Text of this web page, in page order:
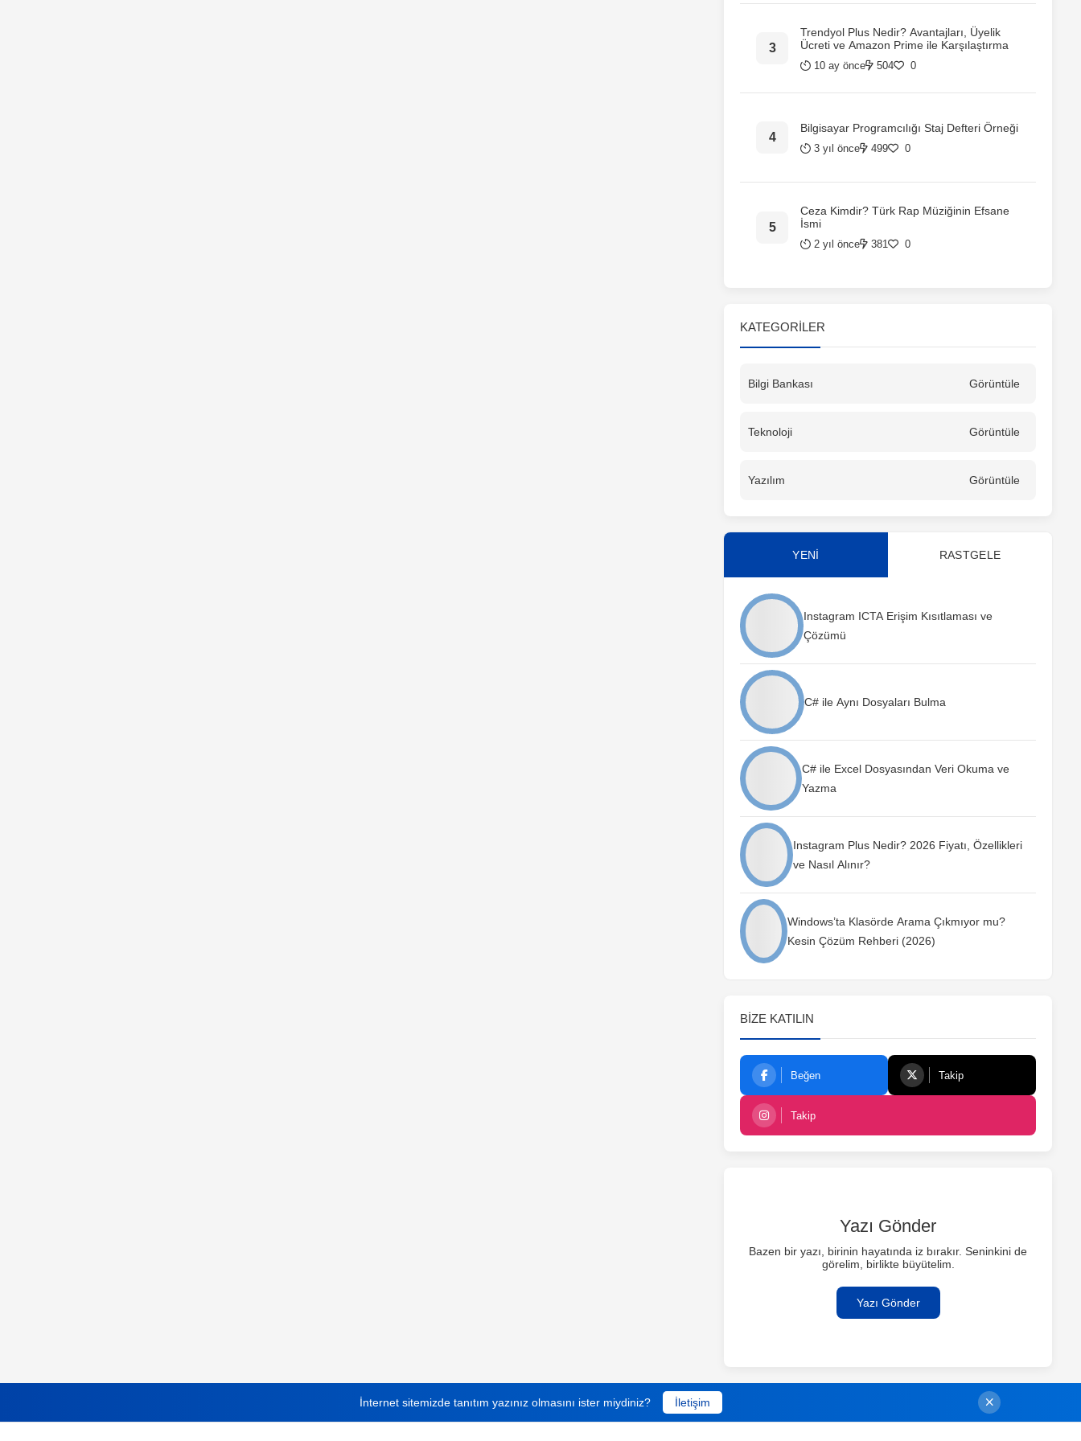
Trendyol Plus Nedir? Avantajları, Üyelik
Ücreti ve Amazon Prime ile Karşılaştırma
10 ay önce 504 0
Bilgisayar Programcılığı Staj Defteri Örneği
3 yıl önce 499 0
Ceza Kimdir? Türk Rap Müziğinin Efsane
İsmi
2 yıl önce 381 0
KATEGORILER
Bilgi Bankası Görüntüle
Teknoloji Görüntüle
Yazılım Görüntüle
YENİ RASTGELE
Instagram ICTA Erişim Kısıtlaması ve
Çözümü
C# ile Aynı Dosyaları Bulma
C# ile Excel Dosyasından Veri Okuma ve
Yazma
Instagram Plus Nedir? 2026 Fiyatı, Özellikleri
ve Nasıl Alınır?
Windows’ta Klasörde Arama Çıkmıyor mu?
Kesin Çözüm Rehberi (2026)
BIZE KATILIN
Beğen Takip
Takip
Yazı Gönder
Bazen bir yazı, birinin hayatında iz bırakır. Seninkini de
görelim, birlikte büyütelim.
Yazı Gönder
İnternet sitemizde tanıtım yazınız olmasını ister miydiniz? İletişim